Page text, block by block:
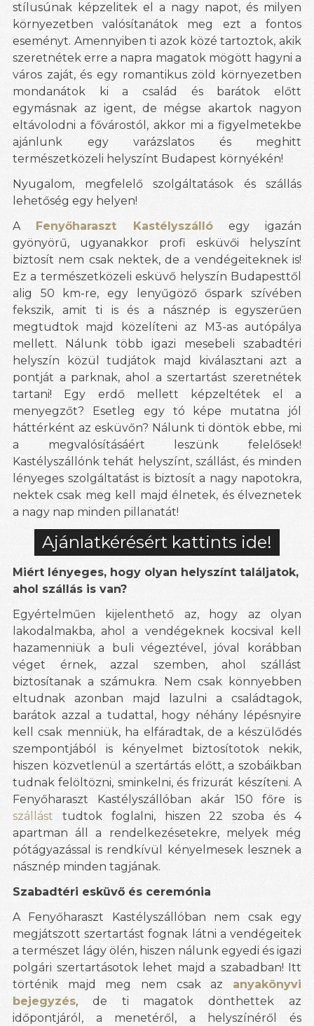
stílusúnak képzelitek el a nagy napot, és milyen
környezetben valósítanátok meg ezt a fontos
eseményt. Amennyiben ti azok közé tartoztok, akik
szeretnétek erre a napra magatok mögött hagyni a
város zaját, és egy romantikus zöld környezetben
mondanátok ki a család és barátok előtt
egymásnak az igent, de mégse akartok nagyon
eltávolodni a fővárostól, akkor mi a figyelmetekbe
ajánlunk egy varázslatos és meghitt
természetközeli helyszínt Budapest környékén!
Nyugalom, megfelelő szolgáltatások és szállás
lehetőség egy helyen!
A
Fenyőharaszt Kastélyszállóegy igazán
gyönyörű, ugyanakkor profi esküvői helyszínt
biztosít nem csak nektek, de a vendégeiteknek is!
Ez a természetközeli esküvő helyszín Budapesttől
alig 50 km-re, egy lenyűgöző őspark szívében
fekszik, amit ti is és a násznép is egyszerűen
megtudtok majd közelíteni az M3-as autópálya
mellett. Nálunk több igazi mesebeli szabadtéri
helyszín közül tudjátok majd kiválasztani azt a
pontját a parknak, ahol a szertartást szeretnétek
tartani! Egy erdő mellett képzeltétek el a
menyegzőt? Esetleg egy tó képe mutatna jól
háttérként az esküvőn? Nálunk ti döntök ebbe, mi
a megvalósításáért leszünk felelősek!
Kastélyszállónk tehát helyszínt, szállást, és minden
lényeges szolgáltatást is biztosít a nagy napotokra,
nektek csak meg kell majd élnetek, és élveznetek
a nagy nap minden pillanatát!
Ajánlatkérésért kattints ide!
Miért lényeges, hogy olyan helyszínt találjatok,
ahol szállás is van?
Egyértelműen kijelenthető az, hogy az olyan
lakodalmakba, ahol a vendégeknek kocsival kell
hazamenniük a buli végeztével, jóval korábban
véget érnek, azzal szemben, ahol szállást
biztosítanak a számukra. Nem csak könnyebben
eltudnak azonban majd lazulni a családtagok,
barátok azzal a tudattal, hogy néhány lépésnyire
kell csak menniük, ha elfáradtak, de a készülődés
szempontjából is kényelmet biztosítotok nekik,
hiszen közvetlenül a szertártás előtt, a szobáikban
tudnak felöltözni, sminkelni, és frizurát készíteni. A
Fenyőharaszt Kastélyszállóban akár 150 főre is
szállást tudtok foglalni, hiszen 22 szoba és 4
apartman áll a rendelkezésetekre, melyek még
pótágyazással is rendkívül kényelmesek lesznek a
násznép minden tagjának.
Szabadtéri esküvő és ceremónia
A Fenyőharaszt Kastélyszállóban nem csak egy
megjátszott szertartást fognak látni a vendégeitek
a természet lágy ölén, hiszen nálunk egyedi és igazi
polgári szertartásotok lehet majd a szabadban! Itt
történik majd meg nem csak az anyakönyvi
bejegyzés, de ti magatok dönthettek az
időpontjáról, a menetéről, a helyszínéről és